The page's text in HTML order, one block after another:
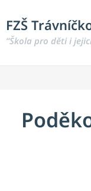
FZŠ
“Škola pro děti i